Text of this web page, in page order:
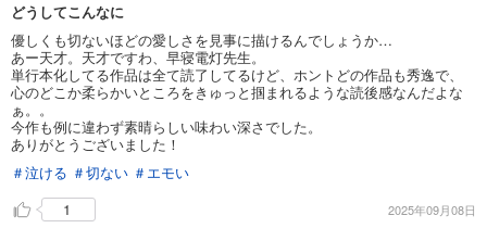
どうしてこんなに
優しくも切ないほどの愛しさを見事に描けるんでしょうか…
あー天才。天才ですわ、早寝電灯先生。
単行本化してる作品は全て読了してるけど、ホントどの作品も秀逸で、
心のどこか柔らかいところをきゅっと掴まれるような読後感なんだよな
ぁ。。
今作も例に違わず素晴らしい味わい深さでした。
ありがとうございました！
＃泣ける ＃切ない ＃エモい
1
2025年09月08日